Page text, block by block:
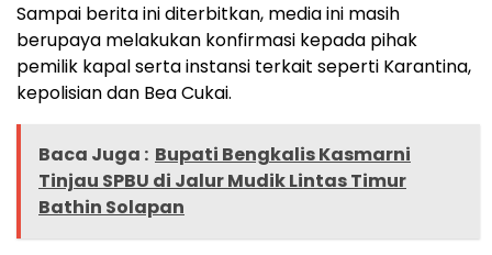
Sampai berita ini diterbitkan, media ini masih
berupaya melakukan konfirmasi kepada pihak
pemilik kapal serta instansi terkait seperti Karantina,
kepolisian dan Bea Cukai.
Baca Juga : Bupati Bengkalis Kasmarni
Tinjau SPBU di Jalur Mudik Lintas Timur
Bathin Solapan